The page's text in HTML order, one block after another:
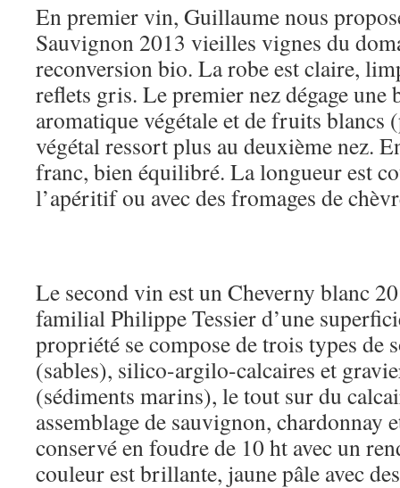
En premier vin, Guillaume nous
Sauvignon 2013 vieilles vignes du
reconversion bio. La robe est claire,
reflets gris. Le premier nez dégage une
aromatique végétale et de fruits blancs
végétal ressort plus au deuxième nez.
franc, bien équilibré. La longueur est
l’apéritif ou avec des fromages de
Le second vin est un Cheverny blanc
familial Philippe Tessier d’une
propriété se compose de trois types
(sables), silico-argilo-calcaires et
(sédiments marins), le tout sur du
assemblage de sauvignon, chardonnay
conservé en foudre de 10 ht avec un
couleur est brillante, jaune pâle avec